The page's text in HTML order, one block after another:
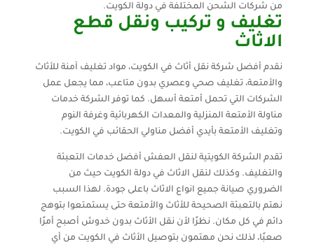
من شركات الشحن المختلفة في دولة الكويت.
تغليف و تركيب ونقل قطع
الاثاث
نقدم أفضل شركة نقل أثاث في الكويت، مواد تغليف آمنة للأثاث
والأمتعة، تغليف صحي وعصري بدون متاعب، مما يجعل عمل
الشركات التي تحمل أمتعة أسهل. كما توفر الشركة خدمات
مناولة الأمتعة المنزلية والمعدات الكهربائية وغرفة النوم
وتغليف الأمتعة بأيدي أفضل مناولي الحقائب في الكويت.
تقدم الشركة الكويتية لنقل العفش أفضل خدمات التعبئة
والتغليف. وكذلك لنقل الاثاث في دولة الكويت حيث من
الضروري صيانة جميع انواع الاثاث باعلى جودة. لهذا السبب
نهتم بالتعبئة الصحيحة للأثاث والأمتعة حتى يستمتعوا بتوهج
دائم في كل مكان. نظرًا لأن نقل الأثاث بدون خدوش أصبح أمرًا
صعبًا، لذلك نحن مهتمون بتوصيل الأثاث في الكويت من أي